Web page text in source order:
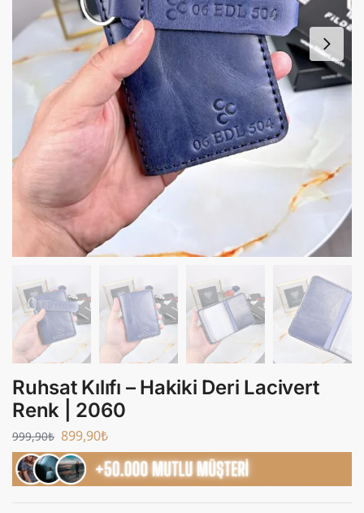
Ruhsat Kılıfı – Hakiki Deri Lacivert
Renk | 2060
999,90₺ 899,90₺